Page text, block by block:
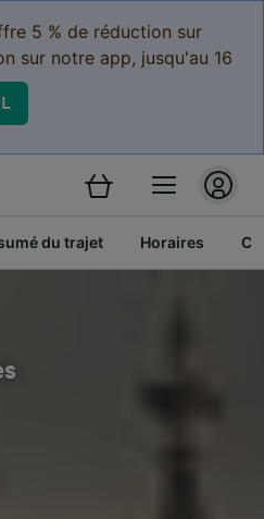
5 % de réduction sur
sur notre app, jusqu'au 16
du trajet Horaires